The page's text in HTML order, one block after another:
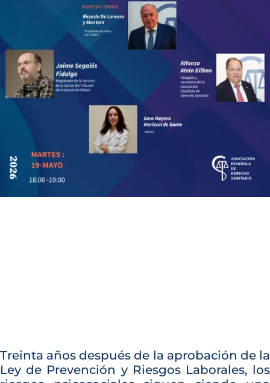
Treinta años después de la aprobación de la
Ley de Prevención y Riesgos Laborales, los